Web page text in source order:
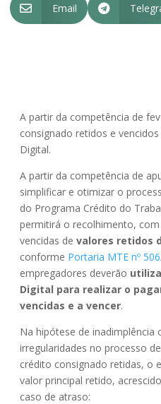
 Email 
A partir da competência de
consignado retidos e
Digital.
A partir da competência de
simplificar e otimizar o
do Programa Crédito do
permitirá o recolhimento,
vencidas de valores retidos
conforme Portaria MTE nº
empregadores deverão
Digital para realizar o
vencidas e a vencer.
Na hipótese de inadimplência
irregularidades no processo
crédito consignado retidas, o
valor principal retido,
caso de atraso: